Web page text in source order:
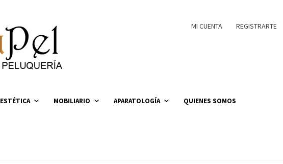
MI CUENTA REGISTRARTE
ESTÉTICA MOBILIARIO APARATOLOGÍA QUIENES SOMOS